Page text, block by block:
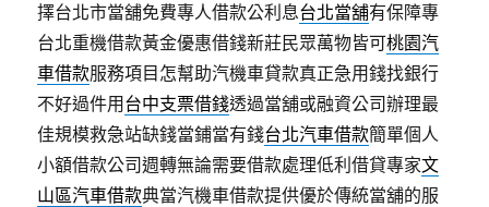
擇台北市當舖免費專人借款公利息台北當舖有保障專
台北重機借款黃金優惠借錢新莊民眾萬物皆可桃園汽
車借款服務項目怎幫助汽機車貸款真正急用錢找銀行
不好過件用 台中支票借錢透過當舖或融資公司辦理最
佳規模救急站缺錢當鋪當有錢台北汽車借款簡單個人
小額借款公司週轉無論需要借款處理低利借貸專家文
山區汽車借款典當汽機車借款提供優於傳統當舖的服